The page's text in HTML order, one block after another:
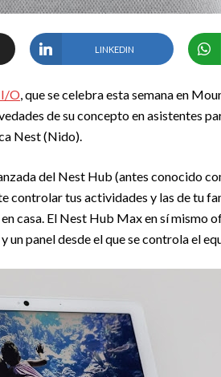
LINKEDIN
I/O, que se celebra esta semana en
de su concepto en asistentes
Nest (Nido).
del Nest Hub (antes conocido
controlar tus actividades y las de tu
casa. El Nest Hub Max en sí mismo
panel desde el que se controla el